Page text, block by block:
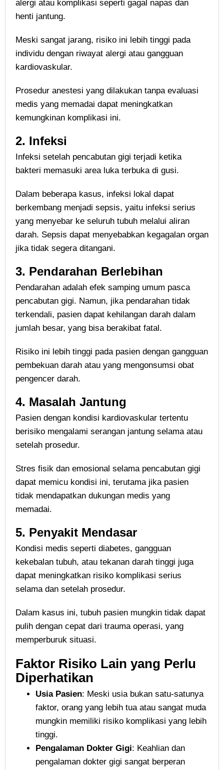
alergi atau komplikasi seperti gagal napas dan
henti jantung.
Meski sangat jarang, risiko ini lebih tinggi pada
individu dengan riwayat alergi atau gangguan
kardiovaskular.
Prosedur anestesi yang dilakukan tanpa evaluasi
medis yang memadai dapat meningkatkan
kemungkinan komplikasi ini.
2. Infeksi
Infeksi setelah pencabutan gigi terjadi ketika
bakteri memasuki area luka terbuka di gusi.
Dalam beberapa kasus, infeksi lokal dapat
berkembang menjadi sepsis, yaitu infeksi serius
yang menyebar ke seluruh tubuh melalui aliran
darah. Sepsis dapat menyebabkan kegagalan organ
jika tidak segera ditangani.
3. Pendarahan Berlebihan
Pendarahan adalah efek samping umum pasca
pencabutan gigi. Namun, jika pendarahan tidak
terkendali, pasien dapat kehilangan darah dalam
jumlah besar, yang bisa berakibat fatal.
Risiko ini lebih tinggi pada pasien dengan gangguan
pembekuan darah atau yang mengonsumsi obat
pengencer darah.
4. Masalah Jantung
Pasien dengan kondisi kardiovaskular tertentu
berisiko mengalami serangan jantung selama atau
setelah prosedur.
Stres fisik dan emosional selama pencabutan gigi
dapat memicu kondisi ini, terutama jika pasien
tidak mendapatkan dukungan medis yang
memadai.
5. Penyakit Mendasar
Kondisi medis seperti diabetes, gangguan
kekebalan tubuh, atau tekanan darah tinggi juga
dapat meningkatkan risiko komplikasi serius
selama dan setelah prosedur.
Dalam kasus ini, tubuh pasien mungkin tidak dapat
pulih dengan cepat dari trauma operasi, yang
memperburuk situasi.
Faktor Risiko Lain yang Perlu
Diperhatikan
Usia Pasien: Meski usia bukan satu-satunya
faktor, orang yang lebih tua atau sangat muda
mungkin memiliki risiko komplikasi yang lebih
tinggi.
Pengalaman Dokter Gigi: Keahlian dan
pengalaman dokter gigi sangat berperan